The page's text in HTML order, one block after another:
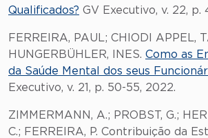
Qualificados? GV Executivo, v. 22, p.
FERREIRA, PAUL; CHIODI APPEL,
HUNGERBÜHLER, INES. Como as
da Saúde Mental dos seus
Executivo, v. 21, p. 50-55, 2022.
ZIMMERMANN, A.; PROBST, G.;
C.; FERREIRA, P. Contribuição da